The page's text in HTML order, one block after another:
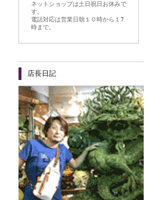
ネットショップは土日祝日お休みで
す。
電話対応は営業日朝１０時から１7
時まで。
店長日記